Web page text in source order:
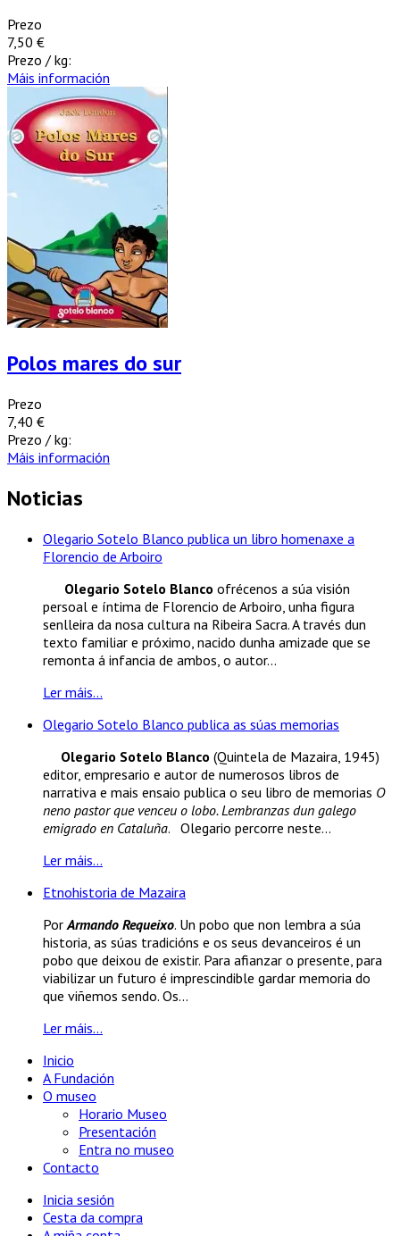
Prezo
7,50 €
Prezo / kg:
Máis información
Polos mares do sur
Prezo
7,40 €
Prezo / kg:
Máis información
Noticias
Olegario Sotelo Blanco publica un libro homenaxe a
Florencio de Arboiro
Olegario Sotelo Blanco ofrécenos a súa visión
persoal e íntima de Florencio de Arboiro, unha figura
senlleira da nosa cultura na Ribeira Sacra. A través dun
texto familiar e próximo, nacido dunha amizade que se
remonta á infancia de ambos, o autor...
Ler máis...
Olegario Sotelo Blanco publica as súas memorias
Olegario Sotelo Blanco (Quintela de Mazaira, 1945)
editor, empresario e autor de numerosos libros de
narrativa e mais ensaio publica o seu libro de memorias O
neno pastor que venceu o lobo. Lembranzas dun galego
emigrado en Cataluña. Olegario percorre neste...
Ler máis...
Etnohistoria de Mazaira
Por Armando Requeixo. Un pobo que non lembra a súa
historia, as súas tradicións e os seus devanceiros é un
pobo que deixou de existir. Para afianzar o presente, para
viabilizar un futuro é imprescindible gardar memoria do
que viñemos sendo. Os...
Ler máis...
Inicio
A Fundación
O museo
Horario Museo
Presentación
Entra no museo
Contacto
Inicia sesión
Cesta da compra